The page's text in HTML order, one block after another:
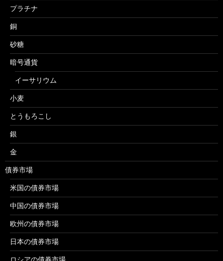
プラチナ
銅
砂糖
暗号通貨
イーサリウム
小麦
とうもろこし
銀
金
債券市場
米国の債券市場
中国の債券市場
欧州の債券市場
日本の債券市場
ロシアの債券市場